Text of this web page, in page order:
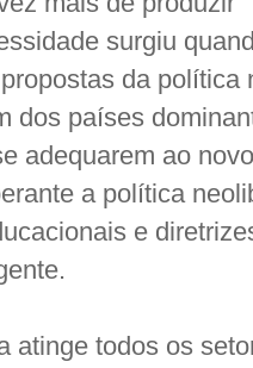
surgiu
da política
dos países
adequarem ao
a política
e
atinge todos os